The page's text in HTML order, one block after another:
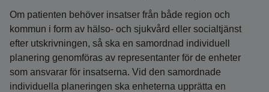
Om patienten behöver insatser från både region och
kommun i form av hälso- och sjukvård eller socialtjänst
efter utskrivningen, så ska en samordnad individuell
planering genomföras av representanter för de enheter
som ansvarar för insatserna. Vid den samordnade
individuella planeringen ska enheterna upprätta en